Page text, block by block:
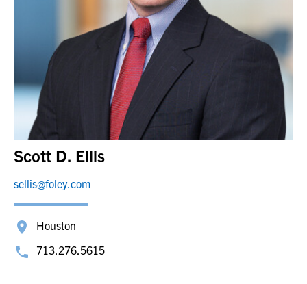
Scott D. Ellis
sellis@foley.com
Houston
713.276.5615